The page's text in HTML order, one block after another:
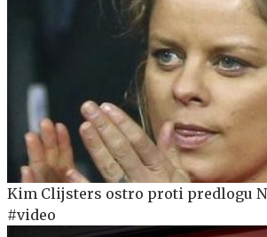
Kim Clijsters ostro proti predlogu
#video